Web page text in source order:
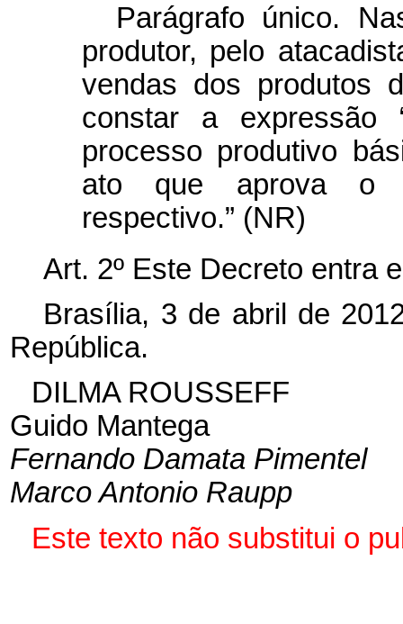
Parágrafo único.
produtor, pelo
vendas dos
constar a expressão
processo produtivo
ato que aprova o
respectivo.” (NR)
Art. 2º Este Decreto entra
Brasília, 3 de abril de
República.
DILMA ROUSSEFF
Guido Mantega
Fernando Damata Pimentel
Marco Antonio Raupp
Este texto não substitui o